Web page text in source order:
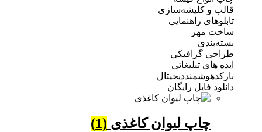
کلیشه‌سازی
راهنمایی
گرافیکی
تبلیغاتی
فایل رایگان
چاپ لیوان کاغذی(1)